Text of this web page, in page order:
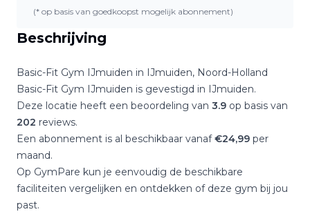
Beschrijving
Basic-Fit Gym IJmuiden in IJmuiden, Noord-Holland
Basic-Fit Gym IJmuiden is gevestigd in IJmuiden.
Deze locatie heeft een beoordeling van 3.9 op basis van
202 reviews.
Een abonnement is al beschikbaar vanaf€24,99 per
maand.
Op GymPare kun je eenvoudig de beschikbare
faciliteiten vergelijken en ontdekken of deze gym bij jou
past.
(* op basis van goedkoopst mogelijk abonnement)